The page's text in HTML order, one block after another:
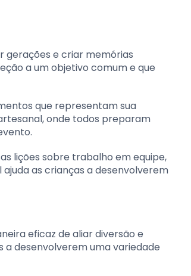
gerações e criar memórias
a um objetivo comum e que
que representam sua
onde todos preparam
lições sobre trabalho em equipe,
as crianças a desenvolverem
eficaz de aliar diversão e
a desenvolverem uma variedade